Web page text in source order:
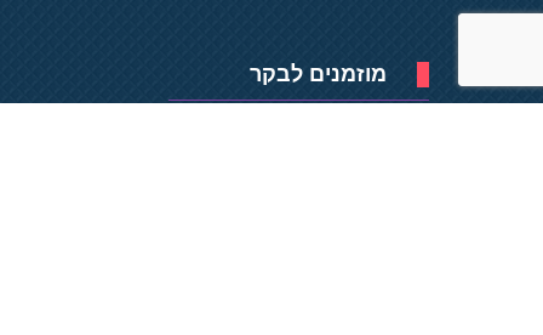
מוזמנים לבקר